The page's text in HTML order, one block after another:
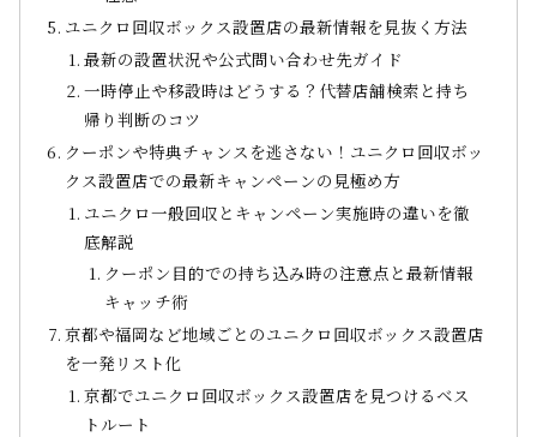
ユニクロ回収ボックス設置店の最新情報を見抜く方法
最新の設置状況や公式問い合わせ先ガイド
一時停止や移設時はどうする？代替店舗検索と持ち
帰り判断のコツ
クーポンや特典チャンスを逃さない！ユニクロ回収ボッ
クス設置店での最新キャンペーンの見極め方
ユニクロ一般回収とキャンペーン実施時の違いを徹
底解説
クーポン目的での持ち込み時の注意点と最新情報
キャッチ術
京都や福岡など地域ごとのユニクロ回収ボックス設置店
を一発リスト化
京都でユニクロ回収ボックス設置店を見つけるベス
トルート